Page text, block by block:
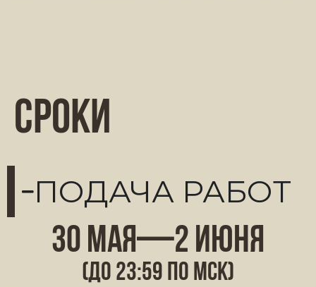
Сроки
ПОДАЧА РАБОТ
30 мая—2 июня
(до 23:59 по мск)